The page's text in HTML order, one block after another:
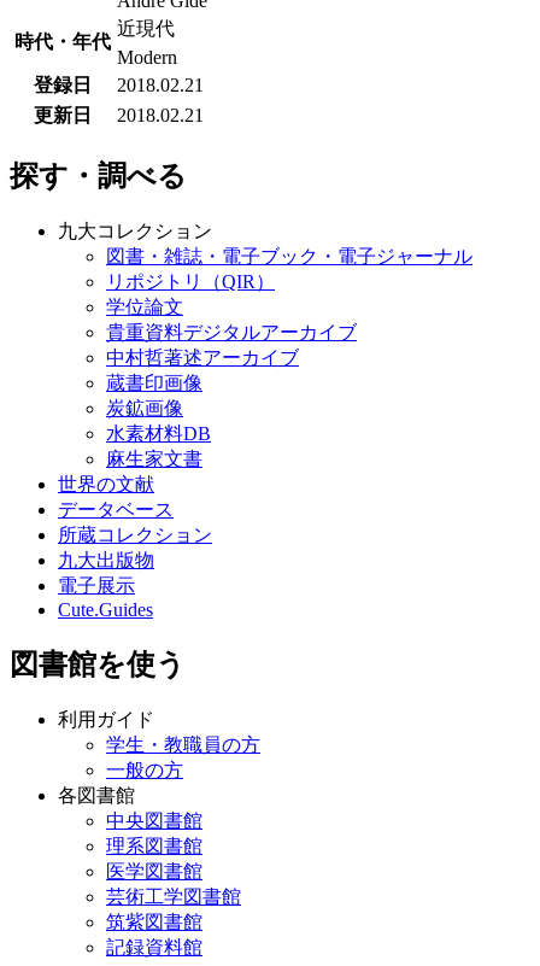
時代・年代
近現代
Modern
登録日
2018.02.21
更新日
2018.02.21
探す・調べる
九大コレクション
図書・雑誌・電子ブック・電子ジャーナル
リポジトリ（QIR）
学位論文
貴重資料デジタルアーカイブ
中村哲著述アーカイブ
蔵書印画像
炭鉱画像
水素材料DB
麻生家文書
世界の文献
データベース
所蔵コレクション
九大出版物
電子展示
Cute.Guides
図書館を使う
利用ガイド
学生・教職員の方
一般の方
各図書館
中央図書館
理系図書館
医学図書館
芸術工学図書館
筑紫図書館
記録資料館